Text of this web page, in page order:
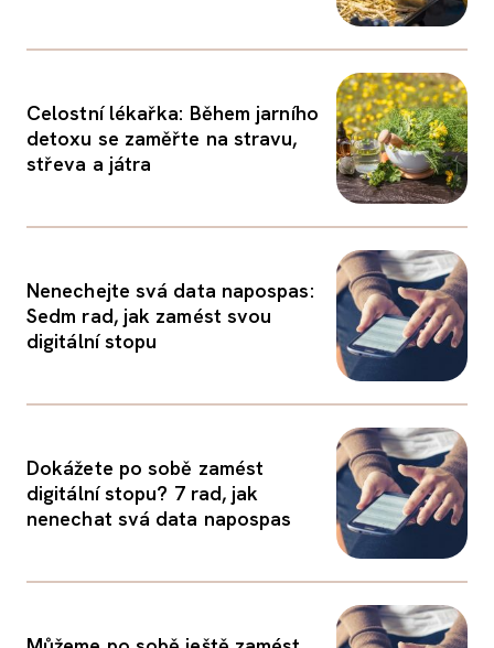
Celostní lékařka: Během jarního
detoxu se zaměřte na stravu,
střeva a játra
Nenechejte svá data napospas:
Sedm rad, jak zamést svou
digitální stopu
Dokážete po sobě zamést
digitální stopu? 7 rad, jak
nenechat svá data napospas